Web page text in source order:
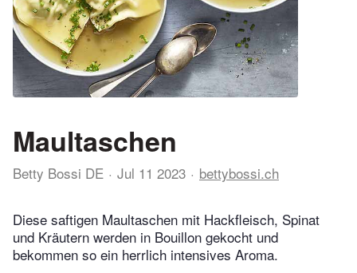
Maultaschen
Betty Bossi DE Jul 11 2023 bettybossi.ch
Diese saftigen Maultaschen mit Hackfleisch, Spinat
und Kräutern werden in Bouillon gekocht und
bekommen so ein herrlich intensives Aroma.